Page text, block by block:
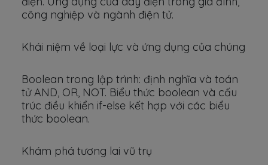
công nghiệp và ngành điện tử.
Khái niệm về loại lực và ứng dụng của chúng
Boolean trong lập trình: định nghĩa và toán
tử AND, OR, NOT. Biểu thức boolean và cấu
trúc điều khiển if-else kết hợp với các biểu
thức boolean.
Khám phá tương lai vũ trụ